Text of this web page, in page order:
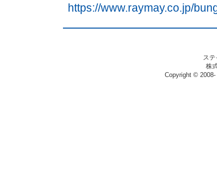
https://www.raymay.co.jp/
ス
株
Copyright ©